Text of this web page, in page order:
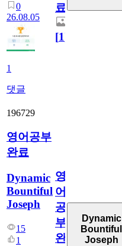
0
26.08.05
1
댓글
료
[1]
196729
영어공부
완료
Dynamic
Bountiful
Joseph
15
1
영
어
공
부
완
Dynamic
Bountiful
Joseph